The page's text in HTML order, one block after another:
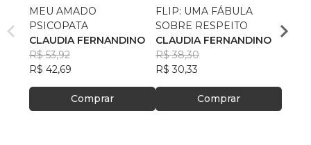
MEU AMADO
PSICOPATA
CLAUDIA FERNANDINO
R$ 53,92
R$ 42,69
Comprar
FLIP: UMA FÁBULA
SOBRE RESPEITO
CLAUDIA FERNANDINO
R$ 38,30
R$ 30,33
Comprar